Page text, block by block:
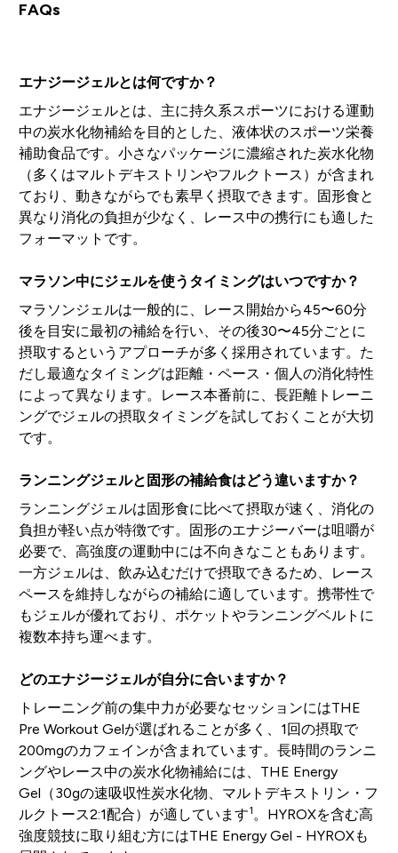
FAQs
エナジージェルとは何ですか？
エナジージェルとは、主に持久系スポーツにおける運動
中の炭水化物補給を目的とした、液体状のスポーツ栄養
補助食品です。小さなパッケージに濃縮された炭水化物
（多くはマルトデキストリンやフルクトース）が含まれ
ており、動きながらでも素早く摂取できます。固形食と
異なり消化の負担が少なく、レース中の携行にも適した
フォーマットです。
マラソン中にジェルを使うタイミングはいつですか？
マラソンジェルは一般的に、レース開始から45〜60分
後を目安に最初の補給を行い、その後30〜45分ごとに
摂取するというアプローチが多く採用されています。た
だし最適なタイミングは距離・ペース・個人の消化特性
によって異なります。レース本番前に、長距離トレーニ
ングでジェルの摂取タイミングを試しておくことが大切
です。
ランニングジェルと固形の補給食はどう違いますか？
ランニングジェルは固形食に比べて摂取が速く、消化の
負担が軽い点が特徴です。固形のエナジーバーは咀嚼が
必要で、高強度の運動中には不向きなこともあります。
一方ジェルは、飲み込むだけで摂取できるため、レース
ペースを維持しながらの補給に適しています。携帯性で
もジェルが優れており、ポケットやランニングベルトに
複数本持ち運べます。
どのエナジージェルが自分に合いますか？
トレーニング前の集中力が必要なセッションにはTHE
Pre Workout Gelが選ばれることが多く、1回の摂取で
200mgのカフェインが含まれています。長時間のランニ
ングやレース中の炭水化物補給には、THE Energy
Gel（30gの速吸収性炭水化物、マルトデキストリン・フ
ルクトース2:1配合）が適しています1 。HYROXを含む高
強度競技に取り組む方にはTHE Energy Gel - HYROXも